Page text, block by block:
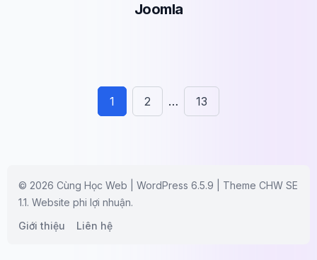
Joomla
1 2 … 13
© 2026 Cùng Học Web | WordPress 6.5.9 | Theme CHW SE
1.1. Website phi lợi nhuận.
Giới thiệu
Liên hệ